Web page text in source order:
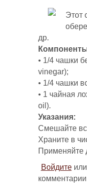
Этот
др.
• 1/4 чашки
vinegar);
• 1/4 чашки
• 1 чайная
oil).
Указания:
Смешайте
Храните в
Применяйте
Войдите
комментарии